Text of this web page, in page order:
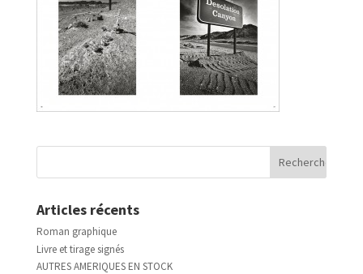
Articles récents
Roman graphique
Livre et tirage signés
AUTRES AMERIQUES EN STOCK